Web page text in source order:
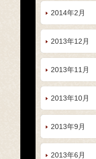
2014年2月
2013年12月
2013年11月
2013年10月
2013年9月
2013年6月